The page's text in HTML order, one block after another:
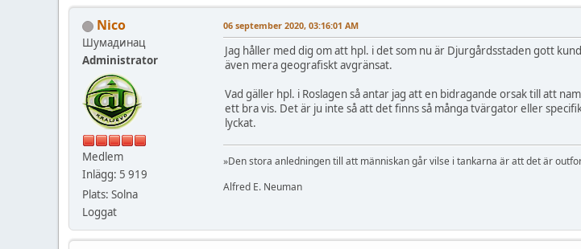
Nico
Шумадинац
Administrator
Medlem
Inlägg: 5 919
Plats: Solna
Loggat
06 september 2020, 03:16:01 AM
Jag håller med dig om att hpl. i det som nu är Djurgårdsstaden gott
även mera geografiskt avgränsat.
Vad gäller hpl. i Roslagen så antar jag att en bidragande orsak till att
ett bra vis. Det är ju inte så att det finns så många tvärgator eller
lyckat.
»Den stora anledningen till att människan går vilse i tankarna är att det är
Alfred E. Neuman